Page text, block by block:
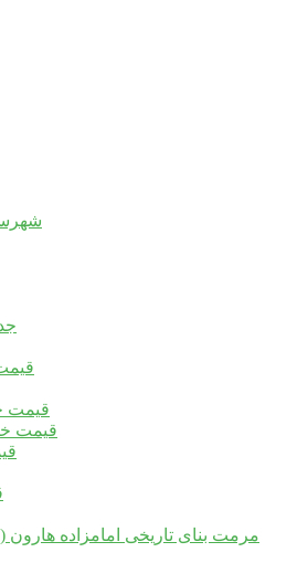
قیمت
قیمت
مرمت بنای تاریخی امامزاده هارون